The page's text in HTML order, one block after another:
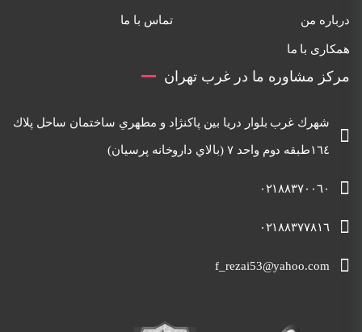
درباره من تماس با ما
همکاری با ما
مرکز مشاوره ما در غرب تهران
شهرك غرب بلوار دريا بين پاكنژاد و مطهري ساختمان ساحل پلاك
١٦٤طبقه دوم واحد ٧ (بالاي داروخانه پرسيان)
٠٢١٨٨٣٧٠٠٦٠
٠٢١٨٨٣٧٧٨١٦
f_rezai53@yahoo.com